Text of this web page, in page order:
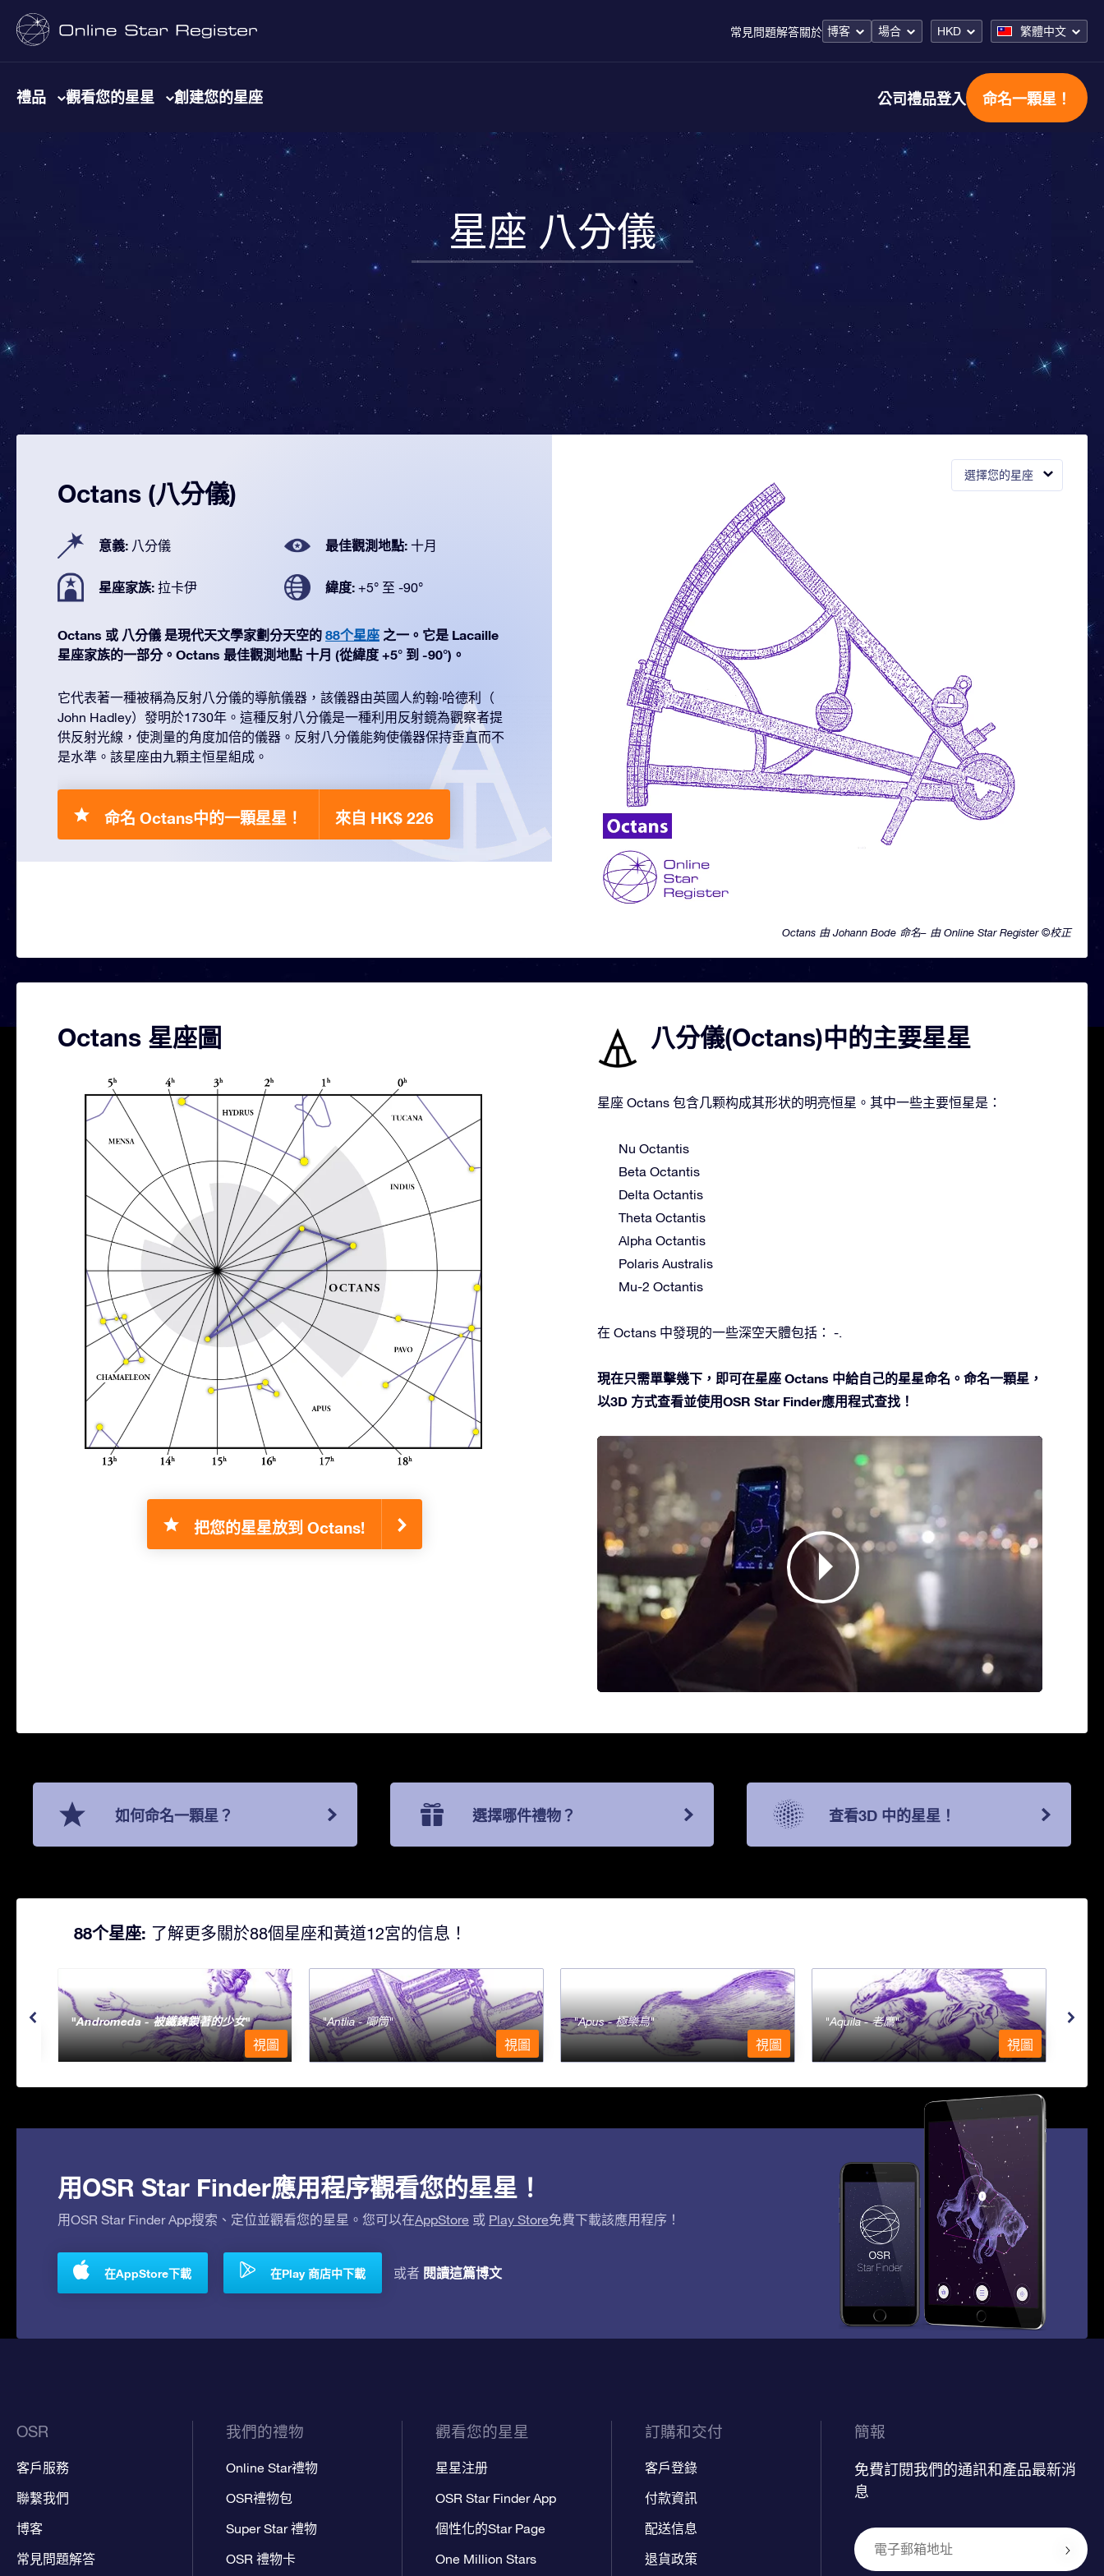
常見問題解答關於 博客 場合 HKD 繁體中文
禮品 觀看您的星星 創建您的星座 公司禮品登入 命名一顆星！
星座 八分儀
選擇您的星座
Octans 由 Johann Bode 命名– 由 Online Star Register ©校正
Octans (八分儀)
意義: 八分儀 最佳觀測地點: 十月
星座家族: 拉卡伊 緯度: +5° 至 -90°
Octans 或 八分儀 是現代天文學家劃分天空的 88个星座 之一。它是 Lacaille
星座家族的一部分。Octans 最佳觀測地點 十月 (從緯度 +5° 到 -90°)。
它代表著一種被稱為反射八分儀的導航儀器，該儀器由英國人約翰·哈德利（
John Hadley）發明於1730年。這種反射八分儀是一種利用反射鏡為觀察者提
供反射光線，使測量的角度加倍的儀器。反射八分儀能夠使儀器保持垂直而不
是水準。該星座由九顆主恒星組成。
命名 Octans中的一顆星星！ 來自 HK$ 226
Octans 星座圖
把您的星星放到 Octans!
八分儀(Octans)中的主要星星
星座 Octans 包含几颗构成其形状的明亮恒星。其中一些主要恒星是：
Nu Octantis
Beta Octantis
Delta Octantis
Theta Octantis
Alpha Octantis
Polaris Australis
Mu-2 Octantis
在 Octans 中發現的一些深空天體包括： -.
現在只需單擊幾下，即可在星座 Octans 中給自己的星星命名。命名一顆星，
以3D 方式查看並使用OSR Star Finder應用程式查找！
如何命名一顆星？ 選擇哪件禮物？ 查看3D 中的星星！
88个星座: 了解更多關於88個星座和黃道12宮的信息！
Andromeda - 被鐵鍊鎖著的少女
視圖
Antlia - 唧筒
視圖
Apus - 極樂鳥
視圖
Aquila - 老鷹
視圖
用OSR Star Finder應用程序觀看您的星星！
用OSR Star Finder App搜索、定位並觀看您的星星。您可以在AppStore 或 Play Store免費下載該應用程序！
在AppStore下載 在Play 商店中下載 或者 閱讀這篇博文
OSR
客戶服務
聯繫我們
博客
常見問題解答
我們的禮物
Online Star禮物
OSR禮物包
Super Star 禮物
OSR 禮物卡
觀看您的星星
星星注册
OSR Star Finder App
個性化的Star Page
One Million Stars
訂購和交付
客戶登錄
付款資訊
配送信息
退貨政策
簡報
免費訂閱我們的通訊和產品最新消
息